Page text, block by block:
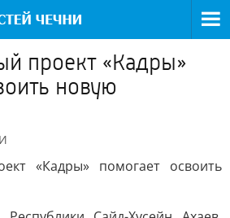
проект «Кадры»
новую
«Кадры» помогает освоить